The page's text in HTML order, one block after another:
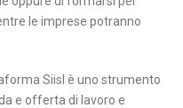
le imprese potranno
Siisl è uno strumento
e offerta di lavoro e